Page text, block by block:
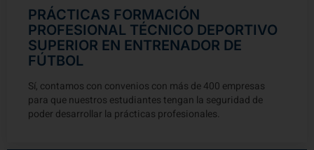
PRÁCTICAS FORMACIÓN
PROFESIONAL TÉCNICO DEPORTIVO
SUPERIOR EN ENTRENADOR DE
FÚTBOL
Sí, contamos con convenios con más de 400 empresas
para que nuestros estudiantes tengan la seguridad de
poder desarrollar la prácticas profesionales.